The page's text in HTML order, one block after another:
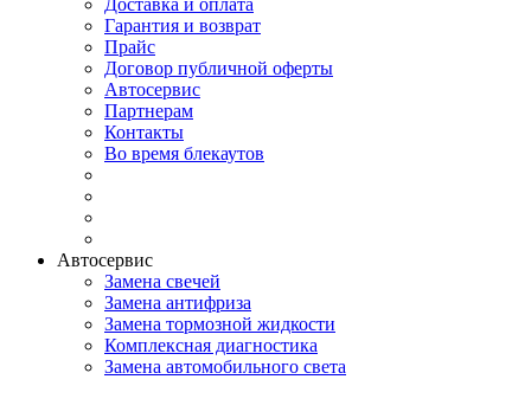
Доставка и оплата
Гарантия и возврат
Прайс
Договор публичной оферты
Автосервис
Партнерам
Контакты
Во время блекаутов
Автосервис
Замена свечей
Замена антифриза
Замена тормозной жидкости
Комплексная диагностика
Замена автомобильного света